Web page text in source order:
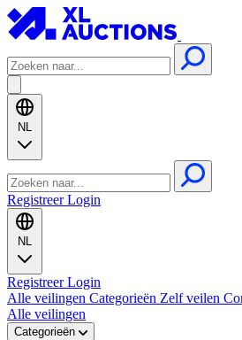
NL
RegistreerLogin
NL
RegistreerLogin
Alle veilingen Categorieën Zelf veilen
Alle veilingen
Categorieën